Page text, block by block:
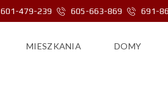
601-479-239 605-663-869 691-
MIESZKANIA DOMY